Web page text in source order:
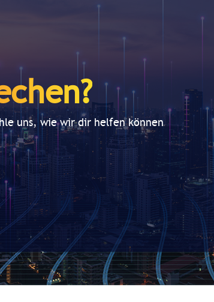
uns, wie wir dir helfen können